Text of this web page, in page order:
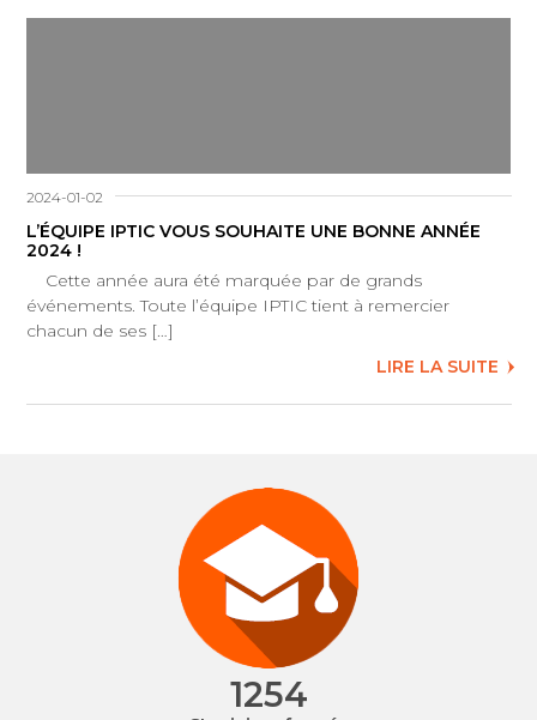
2024-01-02
L’ÉQUIPE IPTIC VOUS SOUHAITE UNE BONNE ANNÉE
2024 !
Cette année aura été marquée par de grands
événements. Toute l’équipe IPTIC tient à remercier
chacun de ses […]
LIRE LA SUITE
1514